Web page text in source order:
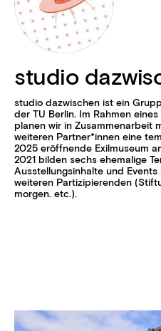
studio
studio dazwischen ist ein
der TU Berlin. Im Rahmen
planen wir in Zusammenarbeit
weiteren Partner*innen eine
2025 eröffnende Exilmuseum
2021 bilden sechs ehemalige
Ausstellungsinhalte und Events
weiteren Partizipierenden
morgen. etc.).